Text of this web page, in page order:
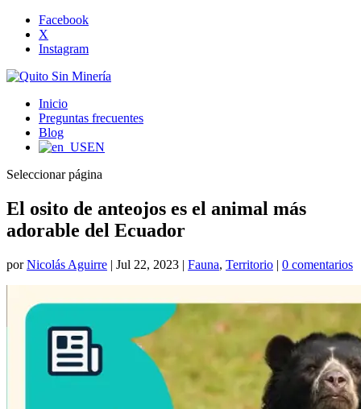
Facebook
X
Instagram
Inicio
Preguntas frecuentes
Blog
EN
Seleccionar página
El osito de anteojos es el animal más
adorable del Ecuador
porNicolás Aguirre | Jul 22, 2023 | Fauna, Territorio | 0 comentarios